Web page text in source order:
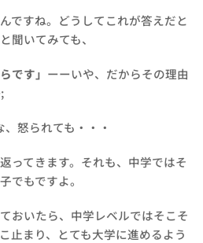
ですね。どうしてこれが答えだと
聞いてみても、
です」 ーーいや、だからその理由
、怒られても・・・
ってきます。それも、中学ではそ
でもですよ。
おいたら、中学レベルではそこそ
止まり、とても大学に進めるよう